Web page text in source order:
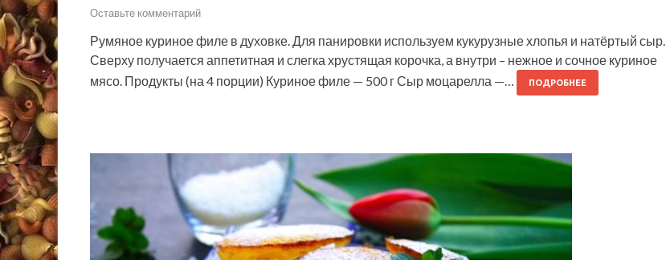
Оставьте комментарий
Румяное куриное филе в духовке. Для панировки используем кукурузные хлопья и натёртый сыр.
Сверху получается аппетитная и слегка хрустящая корочка, а внутри – нежное и сочное куриное
мясо. Продукты (на 4 порции) Куриное филе — 500 г Сыр моцарелла —…
ПОДРОБНЕЕ